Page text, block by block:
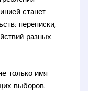
станет
переписки,
разных
только имя
выборов.